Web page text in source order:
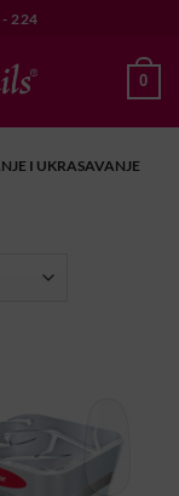
224
0
I UKRASAVANJE